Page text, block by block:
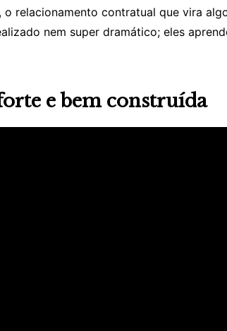
relacionamento contratual que vira
nem super dramático; eles
e bem construída